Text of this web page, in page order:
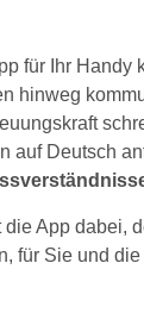
für Ihr Handy
hinweg
auf Deutsch
App dabei,
für Sie und